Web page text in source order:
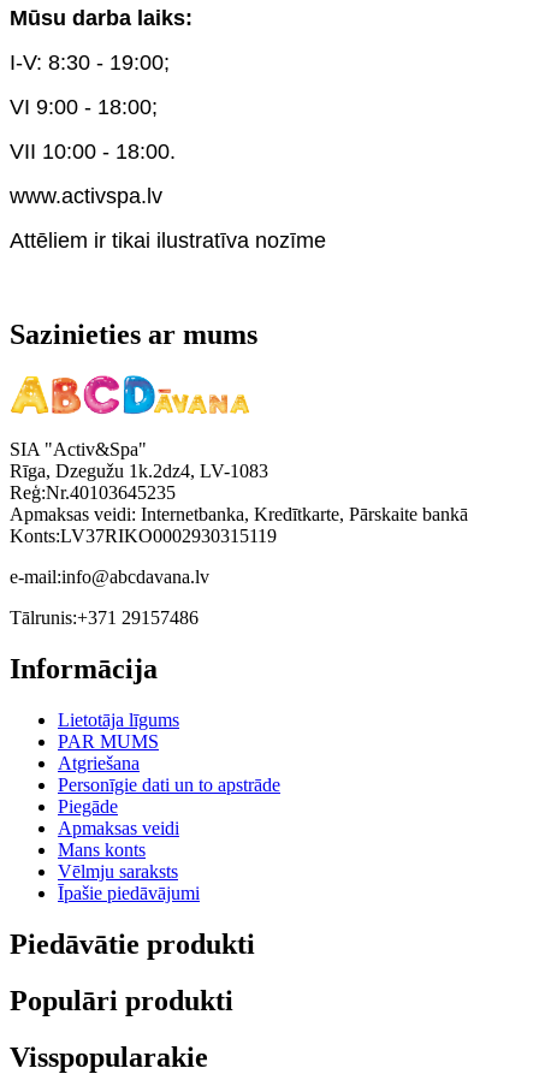
Mūsu darba laiks:
I-V: 8:30 - 19:00;
VI 9:00 - 18:00;
VII 10:00 - 18:00.
www.activspa.lv
Attēliem ir tikai ilustratīva nozīme
Sazinieties ar mums
SIA "Activ&Spa"
Rīga, Dzegužu 1k.2dz4, LV-1083
Reģ:Nr.40103645235
Apmaksas veidi: Internetbanka, Kredītkarte, Pārskaite bankā
Konts:LV37RIKO0002930315119
e-mail:info@abcdavana.lv
Tālrunis:+371 29157486
Informācija
Lietotāja līgums
PAR MUMS
Atgriešana
Personīgie dati un to apstrāde
Piegāde
Apmaksas veidi
Mans konts
Vēlmju saraksts
Īpašie piedāvājumi
Piedāvātie produkti
Populāri produkti
Visspopularakie